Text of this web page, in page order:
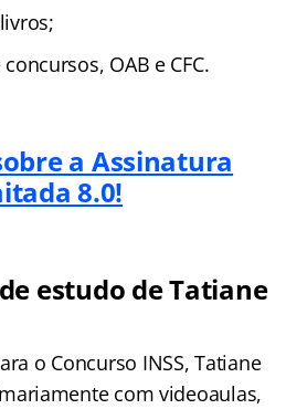
OAB e CFC.
a Assinatura
8.0!
estudo de Tatiane
o Concurso INSS, Tatiane
com videoaulas,